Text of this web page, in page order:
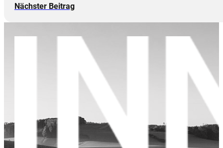
Nächster Beitrag